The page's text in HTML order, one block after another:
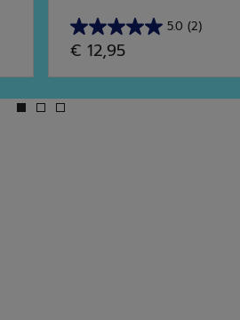
5.0 (2)
5.0
de
5
estrellas.
€ 12,95